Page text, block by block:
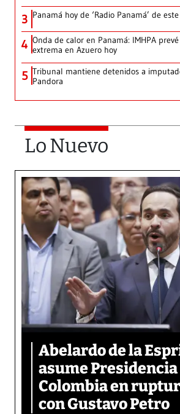
3 Panamá hoy de ‘Radio Panamá’ de
4 Onda de calor en Panamá: IMHPA
extrema en Azuero hoy
5 Tribunal mantiene detenidos a
Pandora
Lo Nuevo
Abelardo de la
asume Presidencia
Colombia en
con Gustavo Petro